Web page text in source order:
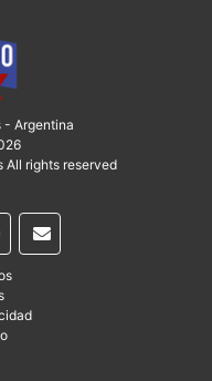
- Argentina
All rights reserved